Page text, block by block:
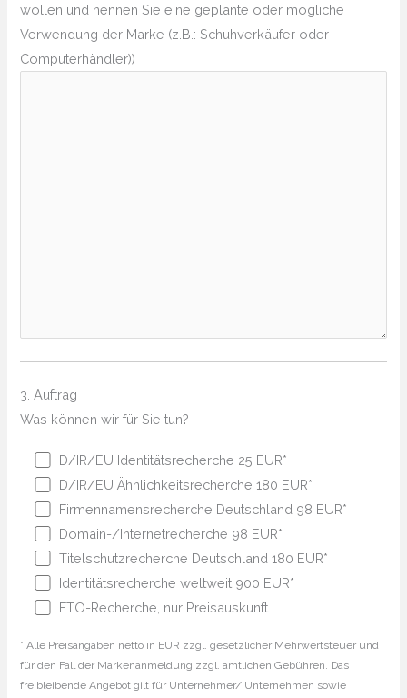
wollen und nennen Sie eine geplante oder mögliche
Verwendung der Marke (z.B.: Schuhverkäufer oder
Computerhändler))
3. Auftrag
Was können wir für Sie tun?
D/IR/EU Identitätsrecherche 25 EUR*
D/IR/EU Ähnlichkeitsrecherche 180 EUR*
Firmennamensrecherche Deutschland 98 EUR*
Domain-/Internetrecherche 98 EUR*
Titelschutzrecherche Deutschland 180 EUR*
Identitätsrecherche weltweit 900 EUR*
FTO-Recherche, nur Preisauskunft
* Alle Preisangaben netto in EUR zzgl. gesetzlicher Mehrwertsteuer und
für den Fall der Markenanmeldung zzgl. amtlichen Gebühren. Das
freibleibende Angebot gilt für Unternehmer/ Unternehmen sowie